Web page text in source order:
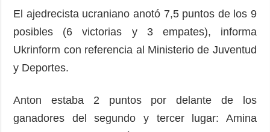
El ajedrecista ucraniano anotó 7,5 puntos de los 9
posibles (6 victorias y 3 empates), informa
Ukrinform con referencia al Ministerio de Juventud
y Deportes.
Anton estaba 2 puntos por delante de los
ganadores del segundo y tercer lugar: Amina